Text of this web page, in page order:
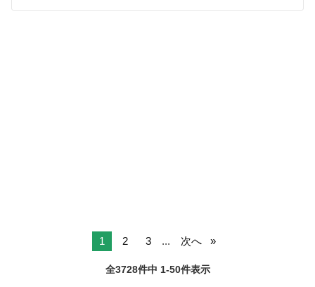
1 2 3 ... 次へ
全3728件中 1-50件表示